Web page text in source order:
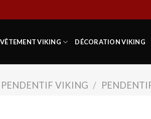
VÊTEMENT VIKING DÉCORATION VIKING
PENDENTIF VIKING /